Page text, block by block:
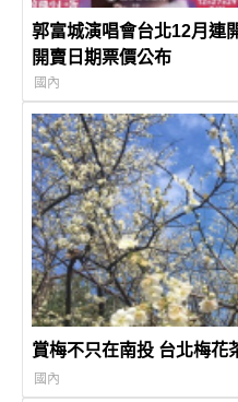
郭富城演唱會台北12月連
開賣日期票價公布
國內
賞梅不只在南投 台北梅花
國內